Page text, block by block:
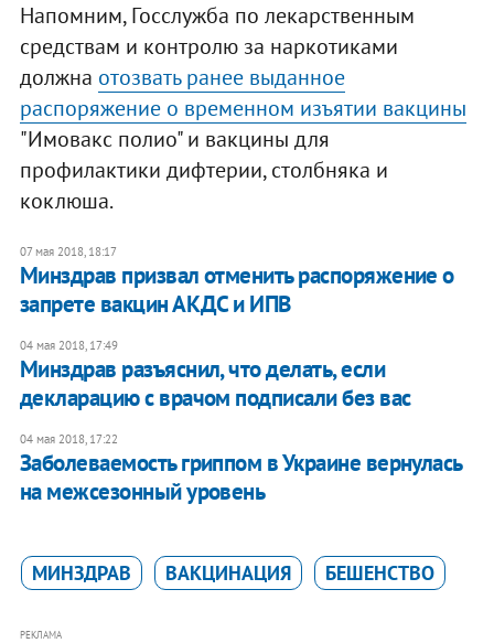
Напомним, Госслужба по лекарственным
средствам и контролю за наркотиками
должна отозвать ранее выданное
распоряжение о временном изъятии вакцины
"Имовакс полио" и вакцины для
профилактики дифтерии, столбняка и
коклюша.
07 мая 2018, 18:17
​Минздрав призвал отменить распоряжение о
запрете вакцин АКДС и ИПВ
04 мая 2018, 17:49
Минздрав разъяснил, что делать, если
декларацию с врачом подписали без вас
04 мая 2018, 17:22
Заболеваемость гриппом в Украине вернулась
на межсезонный уровень
МИНЗДРАВ ВАКЦИНАЦИЯ БЕШЕНСТВО
РЕКЛАМА